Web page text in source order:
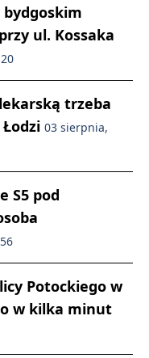
bydgoskim
ul. Kossaka
trzeba
03 sierpnia,
S5 pod
Potockiego w
w kilka minut